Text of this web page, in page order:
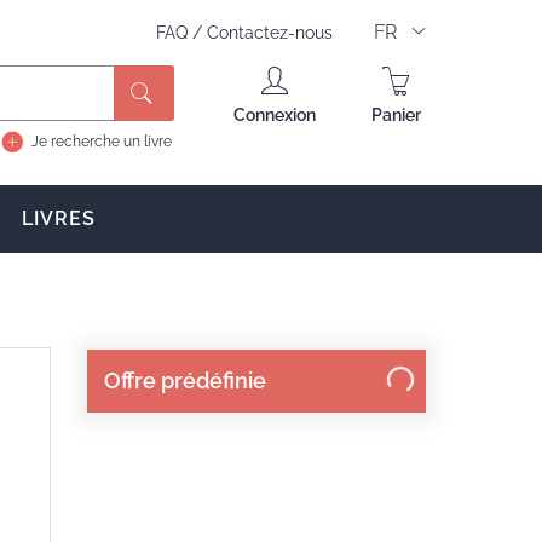
FAQ / Contactez-nous FR
Je recherche un livre
Connexion Panier
LIVRES
Offre prédéfinie